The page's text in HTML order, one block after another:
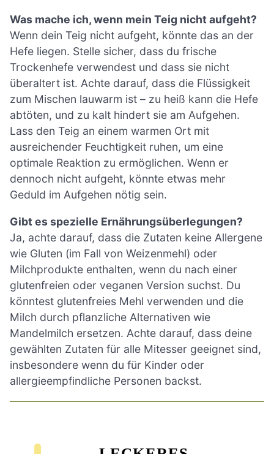
Was mache ich, wenn mein Teig nicht aufgeht?
Wenn dein Teig nicht aufgeht, könnte das an der
Hefe liegen. Stelle sicher, dass du frische
Trockenhefe verwendest und dass sie nicht
überaltert ist. Achte darauf, dass die Flüssigkeit
zum Mischen lauwarm ist – zu heiß kann die Hefe
abtöten, und zu kalt hindert sie am Aufgehen.
Lass den Teig an einem warmen Ort mit
ausreichender Feuchtigkeit ruhen, um eine
optimale Reaktion zu ermöglichen. Wenn er
dennoch nicht aufgeht, könnte etwas mehr
Geduld im Aufgehen nötig sein.
Gibt es spezielle Ernährungsüberlegungen?
Ja, achte darauf, dass die Zutaten keine Allergene
wie Gluten (im Fall von Weizenmehl) oder
Milchprodukte enthalten, wenn du nach einer
glutenfreien oder veganen Version suchst. Du
könntest glutenfreies Mehl verwenden und die
Milch durch pflanzliche Alternativen wie
Mandelmilch ersetzen. Achte darauf, dass deine
gewählten Zutaten für alle Mitesser geeignet sind,
insbesondere wenn du für Kinder oder
allergieempfindliche Personen backst.